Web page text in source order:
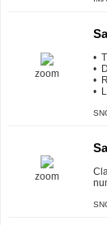
zoom
•
•
•
•
zoom